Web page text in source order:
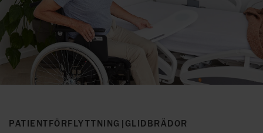
PATIENTFÖRFLYTTNING | GLIDBRÄDOR